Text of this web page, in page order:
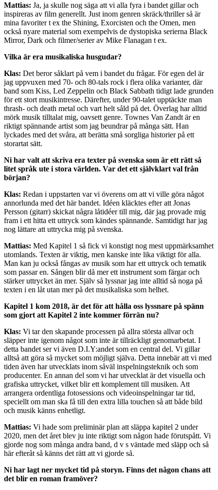
Mattias: Ja, ja skulle nog säga att vi alla fyra i bandet gillar och
inspireras av film generellt. Just inom genren skräck/thriller så är
mina favoriter t ex the Shining, Exorcisten och the Omen, men
också nyare material som exempelvis de dystopiska serierna Black
Mirror, Dark och filmer/serier av Mike Flanagan t ex.
Vilka är era musikaliska husgudar?
Klas: Det beror såklart på vem i bandet du frågar. För egen del är
jag uppvuxen med 70- och 80-tals rock i flera olika varianter, där
band som Kiss, Led Zeppelin och Black Sabbath tidigt lade grunden
för ett stort musikintresse. Därefter, under 90-talet upptäckte man
thrash- och death metal och vart helt såld på det. Överlag har alltid
mörk musik tilltalat mig, oavsett genre. Townes Van Zandt är en
riktigt spännande artist som jag beundrar på många sätt. Han
lyckades med det svåra, att berätta små sorgliga historier på ett
storartat sätt.
Ni har valt att skriva era texter på svenska som är ett rätt så
litet språk ute i stora världen. Var det ett självklart val från
början?
Klas: Redan i uppstarten var vi överens om att vi ville göra något
annorlunda med det här bandet. Idéen kläcktes efter att Jonas
Persson (gitarr) skickat några låtidéer till mig, där jag provade mig
fram i ett hitta ett uttryck som kändes spännande. Samtidigt har jag
nog lättare att uttrycka mig på svenska.
Mattias: Med Kapitel 1 så fick vi konstigt nog mest uppmärksamhet
utomlands. Texten är viktig, men kanske inte lika viktigt för alla.
Man kan ju också fångas av musik som har ett uttryck och tematik
som passar en. Sången blir då mer ett instrument som färgar och
stärker uttrycket än mer. Själv så lyssnar jag inte alltid så noga på
texten i en låt utan mer på det musikaliska som helhet.
Kapitel 1 kom 2018, är det för att hålla oss lyssnare på spänn
som gjort att Kapitel 2 inte kommer förrän nu?
Klas: Vi tar den skapande processen på allra största allvar och
släpper inte igenom något som inte är tillräckligt genomarbetat. I
detta bandet ser vi även D.I.Y:andet som en central del. Vi gillar
alltså att göra så mycket som möjligt själva. Detta innebär att vi med
tiden även har utvecklats inom såväl inspelningsteknik och som
producenter. En annan del som vi har utvecklat är det visuella och
grafiska uttrycket, vilket blir ett komplement till musiken. Att
arrangera ordentliga fotosessions och videoinspelningar tar tid,
speciellt om man ska få till den extra lilla touchen så att både bild
och musik känns enhetligt.
Mattias: Vi hade som preliminär plan att släppa kapitel 2 under
2020, men det året blev ju inte riktigt som någon hade förutspått. Vi
gjorde nog som många andra band, d v s väntade med släpp och så
här efteråt så känns det rätt att vi gjorde så.
Ni har lagt ner mycket tid på storyn. Finns det någon chans att
det blir en roman framöver?